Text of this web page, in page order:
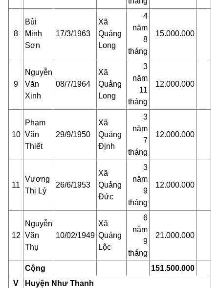
8
Bùi
Minh
Sơn
17/3/1963
Xã
Quảng
Long
4
năm
8
tháng
15.000.000
9
Nguyễn
Văn
Xinh
08/7/1964
Xã
Quảng
Long
3
năm
11
tháng
12.000.000
10
Phạm
Văn
Thiết
29/9/1950
Xã
Quảng
Định
3
năm
7
tháng
12.000.000
11
Vương
Thị Lý
26/6/1953
Xã
Quảng
Đức
3
năm
9
tháng
12.000.000
12
Nguyễn
Văn
Thụ
10/02/1949
Xã
Quảng
Lộc
6
năm
9
tháng
21.000.000
Cộng
151.500.000
V
Huyện Như Thanh